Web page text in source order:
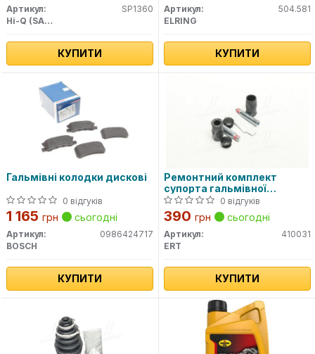
Артикул:
SP1360
Hi-Q (SANGSIN)
КУПИТИ
Артикул:
504.581
ELRING
КУПИТИ
Гальмівні колодки дискові
0 відгуків
1 165 грн сьогодні
Артикул:
0986424717
BOSCH
КУПИТИ
Ремонтний комплект
супорта гальмівної
системи
0 відгуків
390 грн сьогодні
Артикул:
410031
ERT
КУПИТИ